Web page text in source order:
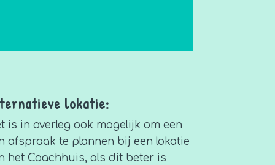
lokatie:
is in overleg ook mogelijk om een
afspraak te plannen bij een lokatie
het Coachhuis, als dit beter is